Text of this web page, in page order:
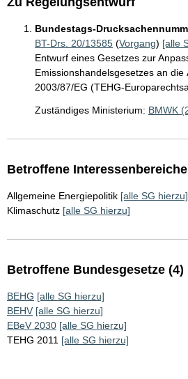
Bundestags-
BT-Drs. 20/13585 (Vorgang) [alle
Entwurf eines Gesetzes zur
Emissionshandelsgesetzes an
2003/87/EG (TEHG-
Zuständiges Ministerium: BMWK
Betroffene
Allgemeine Energiepolitik [alle SG hierzu]
Klimaschutz [alle SG hierzu]
Betroffene Bundesgesetze (4)
BEHG [alle SG hierzu]
BEHV [alle SG hierzu]
EBeV 2030 [alle SG hierzu]
TEHG 2011 [alle SG hierzu]